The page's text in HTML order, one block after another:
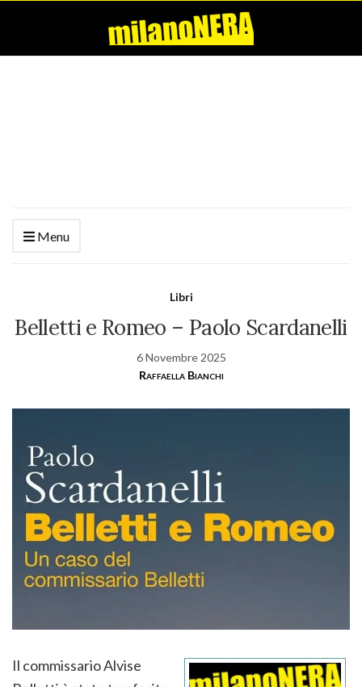
Menu
Libri
Belletti e Romeo – Paolo Scardanelli
6 Novembre 2025
Raffaella Bianchi
Il commissario Alvise